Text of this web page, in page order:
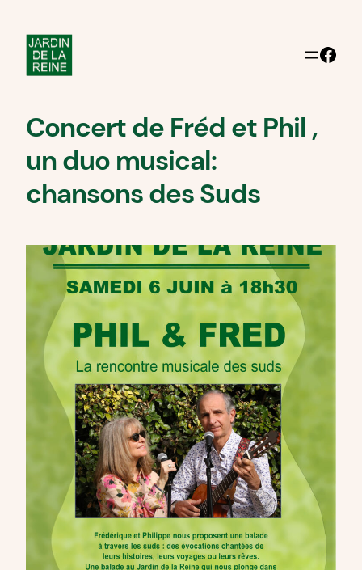
Facebook
Concert de Fréd et Phil ,
un duo musical:
chansons des Suds